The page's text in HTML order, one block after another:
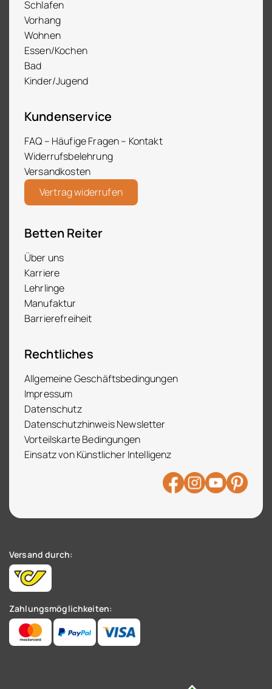
Schlafen
Vorhang
Wohnen
Essen/Kochen
Bad
Kinder/Jugend
Kundenservice
FAQ – Häufige Fragen – Kontakt
Widerrufsbelehrung
Versandkosten
Vertrag widerrufen
Betten Reiter
Über uns
Karriere
Lehrlinge
Manufaktur
Barrierefreiheit
Rechtliches
Allgemeine Geschäftsbedingungen
Impressum
Datenschutz
Datenschutzhinweis Newsletter
Vorteilskarte Bedingungen
Einsatz von Künstlicher Intelligenz
Versand durch:
Zahlungsmöglichkeiten: